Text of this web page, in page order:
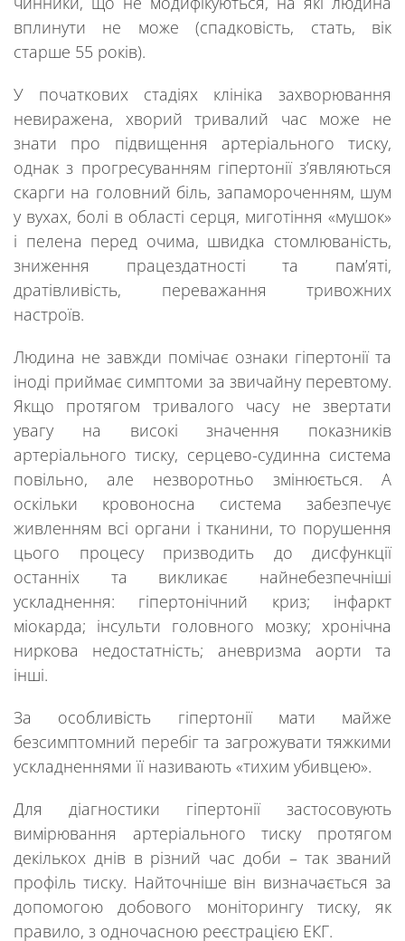
вплинути не може (спадковість, стать, вік
старше 55 років).
У початкових стадіях клініка захворювання
невиражена, хворий тривалий час може не
знати про підвищення артеріального тиску,
однак з прогресуванням гіпертонії з’являються
скарги на головний біль, запамороченням, шум
у вухах, болі в області серця, миготіння «мушок»
і пелена перед очима, швидка стомлюваність,
зниження працездатності та пам’яті,
дратівливість, переважання тривожних
настроїв.
Людина не завжди помічає ознаки гіпертонії та
іноді приймає симптоми за звичайну перевтому.
Якщо протягом тривалого часу не звертати
увагу на високі значення показників
артеріального тиску, серцево-судинна система
повільно, але незворотньо змінюється. А
оскільки кровоносна система забезпечує
живленням всі органи і тканини, то порушення
цього процесу призводить до дисфункції
останніх та викликає найнебезпечніші
ускладнення: гіпертонічний криз; інфаркт
міокарда; інсульти головного мозку; хронічна
ниркова недостатність; аневризма аорти та
інші.
За особливість гіпертонії мати майже
безсимптомний перебіг та загрожувати тяжкими
ускладненнями її називають «тихим убивцею».
Для діагностики гіпертонії застосовують
вимірювання артеріального тиску протягом
декількох днів в різний час доби – так званий
профіль тиску. Найточніше він визначається за
допомогою добового моніторингу тиску, як
правило, з одночасною реєстрацією ЕКГ.